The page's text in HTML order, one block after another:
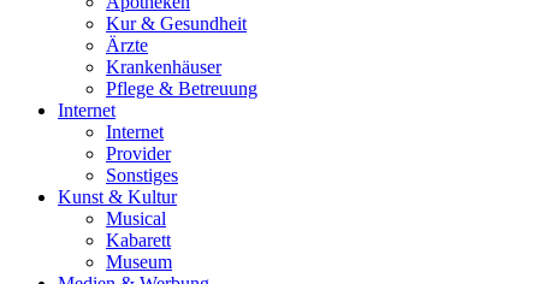
Kur & Gesundheit
Ärzte
Krankenhäuser
Pflege & Betreuung
Internet
Internet
Provider
Sonstiges
Kunst & Kultur
Musical
Kabarett
Museum